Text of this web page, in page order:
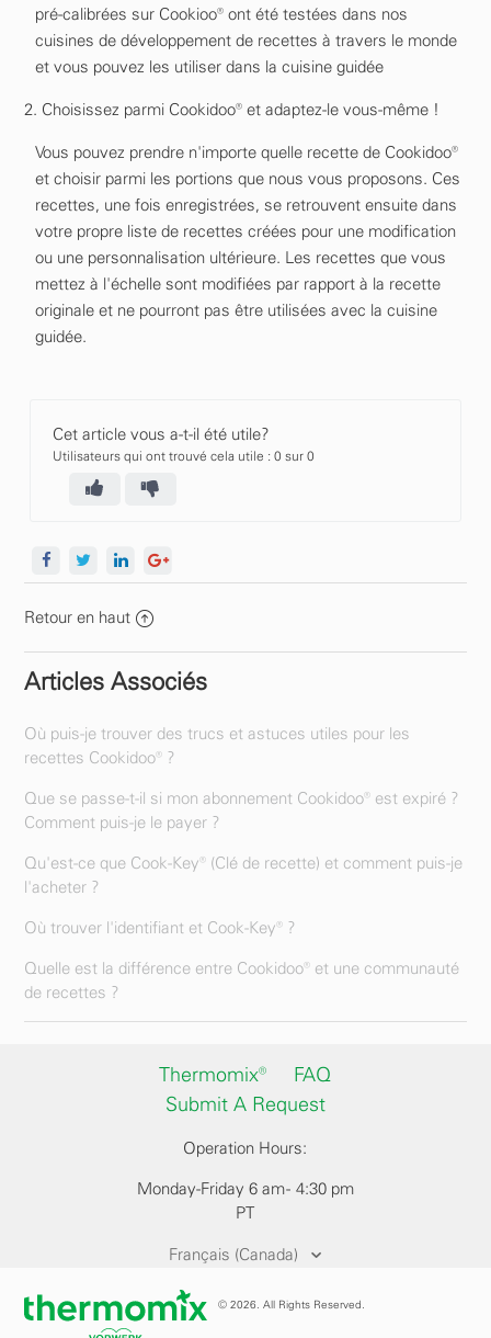
pré-calibrées sur Cookioo® ont été testées dans nos
cuisines de développement de recettes à travers le monde
et vous pouvez les utiliser dans la cuisine guidée
2. Choisissez parmi Cookidoo® et adaptez-le vous-même !
Vous pouvez prendre n'importe quelle recette de Cookidoo®
et choisir parmi les portions que nous vous proposons. Ces
recettes, une fois enregistrées, se retrouvent ensuite dans
votre propre liste de recettes créées pour une modification
ou une personnalisation ultérieure. Les recettes que vous
mettez à l'échelle sont modifiées par rapport à la recette
originale et ne pourront pas être utilisées avec la cuisine
guidée.
Cet article vous a-t-il été utile?
Utilisateurs qui ont trouvé cela utile : 0 sur 0
Retour en haut
Articles Associés
Où puis-je trouver des trucs et astuces utiles pour les
recettes Cookidoo® ?
Que se passe-t-il si mon abonnement Cookidoo® est expiré ?
Comment puis-je le payer ?
Qu'est-ce que Cook-Key® (Clé de recette) et comment puis-je
l'acheter ?
Où trouver l'identifiant et Cook-Key® ?
Quelle est la différence entre Cookidoo® et une communauté
de recettes ?
Thermomix®
FAQ
Submit A Request
Operation Hours:
Monday-Friday 6 am - 4:30 pm
PT
Français (Canada)
© 2026. All Rights Reserved.